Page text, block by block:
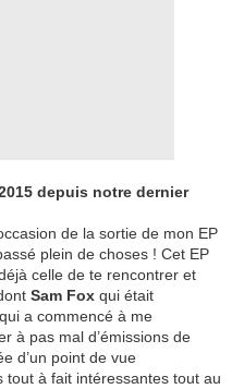
depuis notre dernier
de la sortie de mon EP
plein de choses ! Cet EP
celle de te rencontrer et
Sam Fox qui était
a commencé à me
à pas mal d’émissions de
d’un point de vue
tout à fait intéressantes tout au